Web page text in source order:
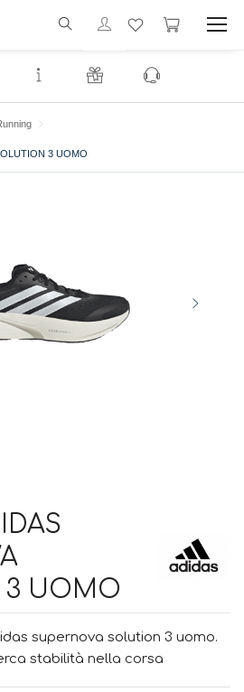
3 UOMO
UOMO
supernova solution 3 uomo.
stabilità nella corsa